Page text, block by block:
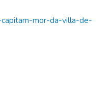
mor-da-villa-de-